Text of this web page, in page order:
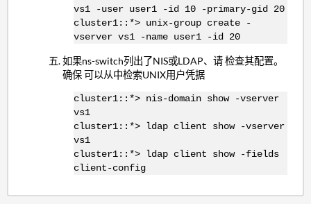
vs1 -user user1 -id 10 -primary-gid 20
cluster1::*> unix-group create -
vserver vs1 -name user1 -id 20
如果ns-switch列出了NIS或LDAP、请 检查其配置。
确保 可以从中检索UNIX用户凭据
cluster1::*> nis-domain show -vserver
vs1
cluster1::*> ldap client show -vserver
vs1
cluster1::*> ldap client show -fields
client-config